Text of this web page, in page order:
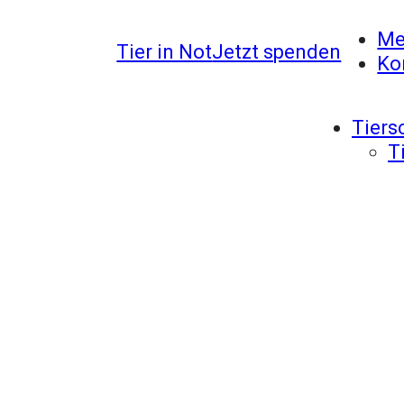
Tier in NotJetzt spenden